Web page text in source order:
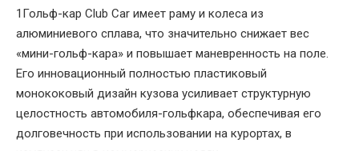
1Гольф-кар Club Car‌ имеет раму и колеса из
алюминиевого сплава, что значительно снижает вес
«мини-гольф-кара» и повышает маневренность на поле.
Его инновационный полностью пластиковый
монококовый дизайн кузова усиливает структурную
целостность автомобиля-гольфкара, обеспечивая его
долговечность при использовании на курортах, в